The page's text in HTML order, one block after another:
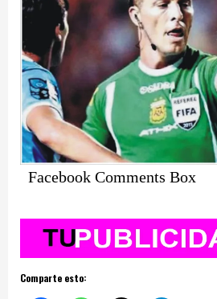
Facebook Comments Box
Comparte esto: